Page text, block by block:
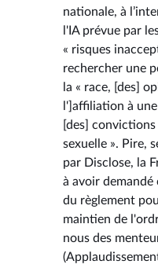
nationale, à
l'IA prévue par
« risques
rechercher une
la « race, [des]
l']affiliation à
[des]
sexuelle ». Pire,
par Disclose, la
à avoir
du règlement
maintien de
nous des